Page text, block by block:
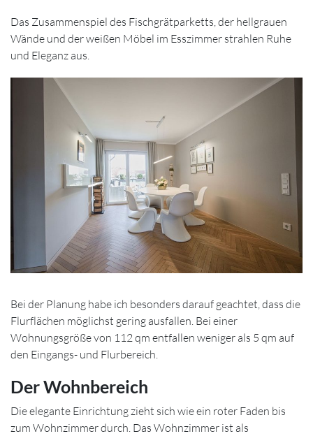
Das Zusammenspiel des Fischgrätparketts, der hellgrauen
Wände und der weißen Möbel im Esszimmer strahlen Ruhe
und Eleganz aus.
Bei der Planung habe ich besonders darauf geachtet, dass die
Flurflächen möglichst gering ausfallen. Bei einer
Wohnungsgröße von 112 qm entfallen weniger als 5 qm auf
den Eingangs- und Flurbereich.
Der Wohnbereich
Die elegante Einrichtung zieht sich wie ein roter Faden bis
zum Wohnzimmer durch. Das Wohnzimmer ist als